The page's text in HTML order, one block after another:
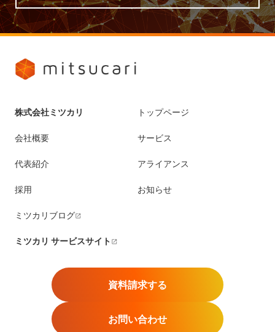
株式会社ミツカリ トップページ
会社概要 サービス
代表紹介 アライアンス
採用 お知らせ
ミツカリブログ
ミツカリ サービスサイト
資料請求する
お問い合わせ